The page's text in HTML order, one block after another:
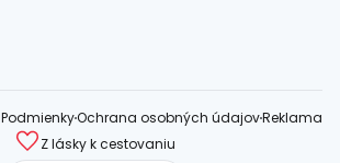
PodmienkyOchrana osobných údajovReklama
Z lásky k cestovaniu